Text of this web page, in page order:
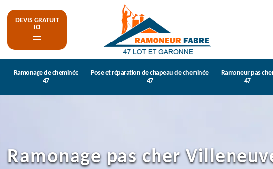
DEVIS GRATUIT
ICI
Ramonage de cheminée
47
Pose et réparation de chapeau de cheminée
47
Ramoneur pas
47
Ramonage pas cher